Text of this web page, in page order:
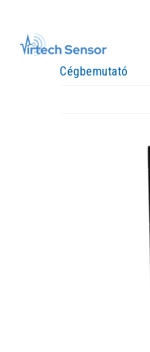
Cégbemutató